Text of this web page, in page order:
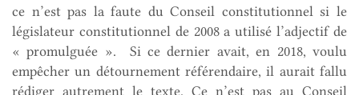
ce n’est pas la faute du Conseil constitutionnel si le
législateur constitutionnel de 2008 a utilisé l’adjectif de
« promulguée ». Si ce dernier avait, en 2018, voulu
empêcher un détournement référendaire, il aurait fallu
rédiger autrement le texte. Ce n’est pas au Conseil